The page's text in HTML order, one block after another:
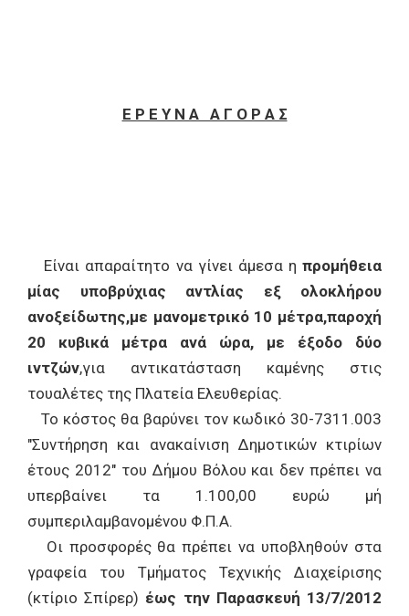
Ε Ρ Ε Υ Ν Α Α Γ Ο Ρ Α Σ
Είναι απαραίτητο να γίνει άμεσα η προμήθεια
μίας υποβρύχιας αντλίας εξ ολοκλήρου
ανοξείδωτης,με μανομετρικό 10 μέτρα,παροχή
20 κυβικά μέτρα ανά ώρα, με έξοδο δύο
ιντζών,για αντικατάσταση καμένης στις
τουαλέτες της Πλατεία Ελευθερίας.
Το κόστος θα βαρύνει τον κωδικό 30-7311.003
"Συντήρηση και ανακαίνιση Δημοτικών κτιρίων
έτους 2012" του Δήμου Βόλου και δεν πρέπει να
υπερβαίνει τα 1.100,00 ευρώ μή
συμπεριλαμβανομένου Φ.Π.Α.
Οι προσφορές θα πρέπει να υποβληθούν στα
γραφεία του Τμήματος Τεχνικής Διαχείρισης
(κτίριο Σπίρερ) έως την Παρασκευή 13/7/2012